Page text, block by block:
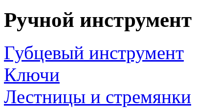
Ручной инструмент
Губцевый инструмент
Ключи
Лестницы и стремянки